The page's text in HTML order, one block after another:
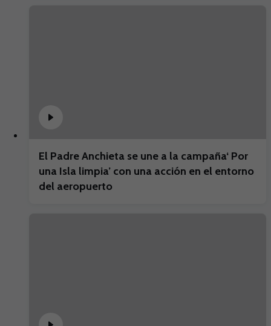
El Padre Anchieta se une a la campaña‘ Por
una Isla limpia’ con una acción en el entorno
del aeropuerto